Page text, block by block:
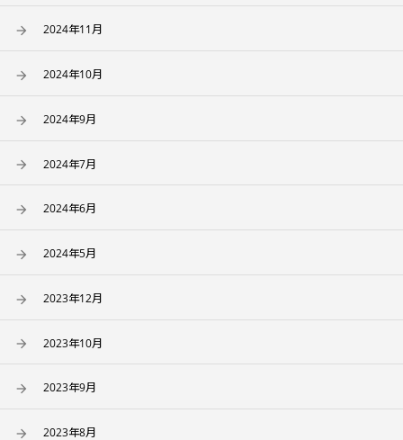
2024年11月
2024年10月
2024年9月
2024年7月
2024年6月
2024年5月
2023年12月
2023年10月
2023年9月
2023年8月